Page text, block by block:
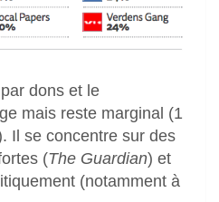
dons et le
mais reste marginal (1
Il se concentre sur des
(The Guardian) et
(notamment à